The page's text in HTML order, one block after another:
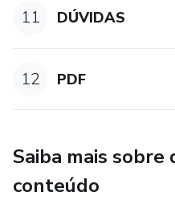
11 DÚVIDAS
12 PDF
Saiba mais sobre
conteúdo